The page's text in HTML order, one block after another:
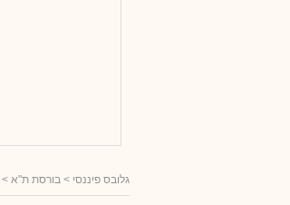
גלובס פיננסי > בורסת ת"א >